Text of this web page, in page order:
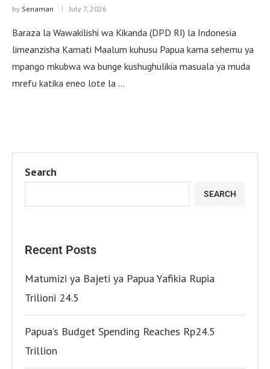
by Senaman July 7, 2026
Baraza la Wawakilishi wa Kikanda (DPD RI) la Indonesia
limeanzisha Kamati Maalum kuhusu Papua kama sehemu ya
mpango mkubwa wa bunge kushughulikia masuala ya muda
mrefu katika eneo lote la …
Search
SEARCH
Recent Posts
Matumizi ya Bajeti ya Papua Yafikia Rupia
Trilioni 24.5
Papua’s Budget Spending Reaches Rp24.5
Trillion